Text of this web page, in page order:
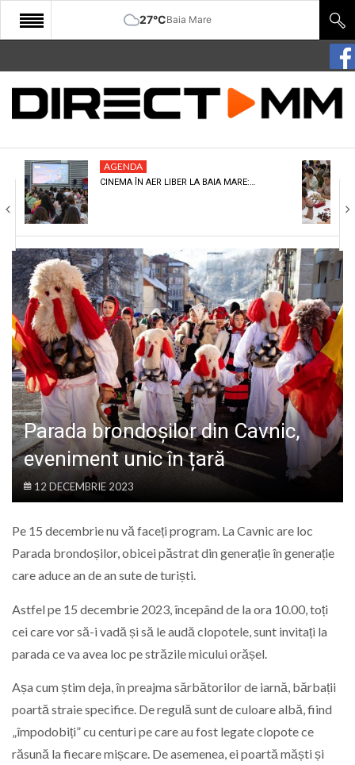
27°CBaia Mare
START
COMUNITATE
CULTURA
ECONOMIE
SANATATE
SPORT
SPECIAL
POLITIC
LIFE
AGENDA
CINEMA ÎN AER LIBER LA BAIA MARE:…
Parada brondoșilor din Cavnic,
eveniment unic în țară
12 DECEMBRIE 2023
Pe 15 decembrie nu vă faceți program. La Cavnic are loc
Parada brondoșilor, obicei păstrat din generație în generație
care aduce an de an sute de turiști.
Astfel pe 15 decembrie 2023, începând de la ora 10.00, toți
cei care vor să-i vadă și să le audă clopotele, sunt invitați la
parada ce va avea loc pe străzile micului orășel.
Așa cum știm deja, în preajma sărbătorilor de iarnă, bărbații
poartă straie specifice. De regulă sunt de culoare albă, fiind
„împodobiți” cu centuri pe care au fost legate clopote ce
răsună la fiecare mișcare. De asemenea, ei poartă măști și